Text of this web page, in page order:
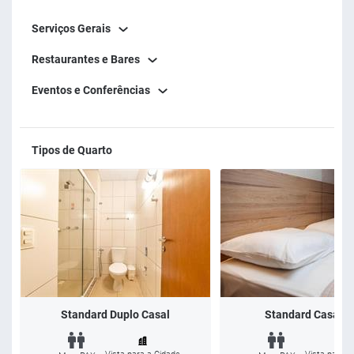
- Hering - 10,3 km
- Parque Vila Germânica - 8,6 km
Serviços Gerais
Restaurantes e Bares
Eventos e Conferências
Tipos de Quarto
Standard Duplo Casal Standard Casal